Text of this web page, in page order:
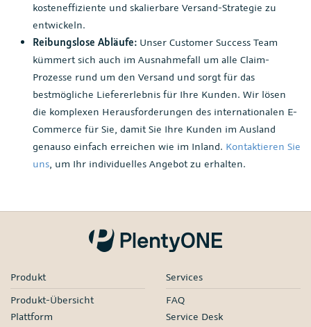
kosteneffiziente und skalierbare Versand-Strategie zu
entwickeln.
Reibungslose Abläufe: Unser Customer Success Team
kümmert sich auch im Ausnahmefall um alle Claim-
Prozesse rund um den Versand und sorgt für das
bestmögliche Liefererlebnis für Ihre Kunden. Wir lösen
die komplexen Herausforderungen des internationalen E-
Commerce für Sie, damit Sie Ihre Kunden im Ausland
genauso einfach erreichen wie im Inland. Kontaktieren Sie
uns, um Ihr individuelles Angebot zu erhalten.
Produkt
Produkt-Übersicht
Plattform
Services
FAQ
Service Desk